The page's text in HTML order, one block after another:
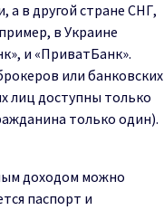
а в другой стране СНГ,
в Украине
и «ПриватБанк».
или банковских
лиц доступны только
только один).
доходом можно
паспорт и